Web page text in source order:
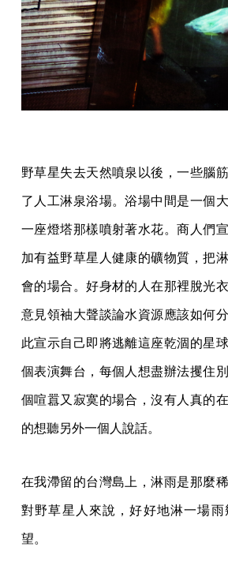
野草星失去天然噴泉以後，一些腦
了人工淋泉浴場。浴場中間是一個
一座燈塔那樣噴射著水花。商人們
加有益野草星人健康的礦物質，把
會的場合。好身材的人在那裡脫光
意見領袖大聲談論水資源應該如何
此宣示自己即將逃離這座乾涸的星
個表演舞台，每個人想盡辦法攫住
個喧囂又寂寞的場合，沒有人真的
的想聽另外一個人說話。
在我滯留的台灣島上，淋雨是那麼
對野草星人來說，好好地淋一場
望。